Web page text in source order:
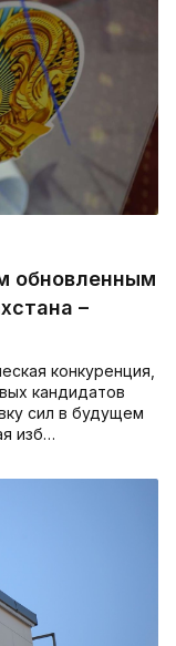
обновленным
–
конкуренция,
кандидатов
сил в будущем
изб…